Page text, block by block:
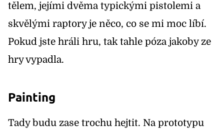
tělem, jejími dvěma typickými pistolemi a
skvělými raptory je něco, co se mi moc líbí.
Pokud jste hráli hru, tak tahle póza jakoby ze
hry vypadla.
Painting
Tady budu zase trochu hejtit. Na prototypu